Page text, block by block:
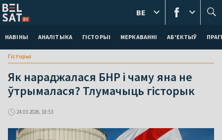
НАВІНЫ АНАЛІТЫКА ГІСТОРЫІ МЕРКАВАННI АБ'ЕКТЫЎ
BE
Гісторыі
Як нараджалася БНР і чаму яна не
ўтрымалася? Тлумачыць гісторык
24.03.2026, 18:53